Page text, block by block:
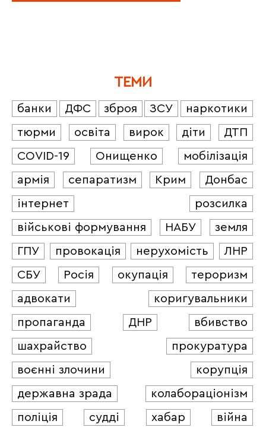
ТЕМИ
банки ДФС зброя ЗСУ
наркотики
тюрми
освіта вирок діти
ДТП
COVID-19
Онищенко
мобілізація
армія
сепаратизм Крим
Донбас
інтернет
розсилка
військові формування
НАБУ
земля
ГПУ
провокація нерухомість
ЛНР
СБУ
Росія окупація
тероризм
адвокати
коригувальники
пропаганда
ДНР
вбивство
шахрайство
прокуратура
воєнні злочини
корупція
державна зрада
колабораціонізм
поліція
судді хабар війна